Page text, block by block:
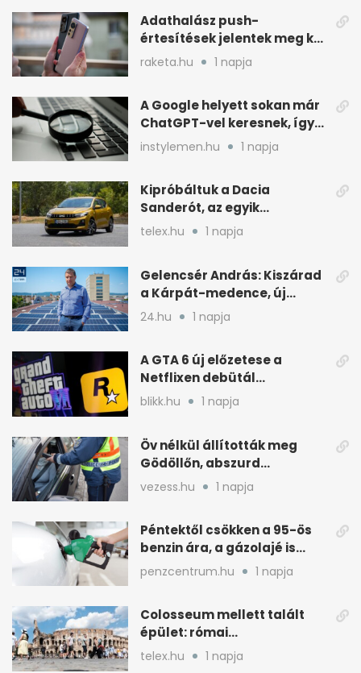
Adathalász push-
értesítések jelentek meg két
Xiaomi gyári böngészőjében
raketa.hu 1 napja
A Google helyett sokan már
ChatGPT-vel keresnek, így
változik a rutin
instylemen.hu 1 napja
Kipróbáltuk a Dacia
Sanderót, az egyik
legolcsóbb új autót
Magyarországon
telex.hu 1 napja
Gelencsér András: Kiszárad
a Kárpát-medence, új
áram- és vízdíjat javasol
24.hu 1 napja
A GTA 6 új előzetese a
Netflixen debütál
augusztus 27-én
blikk.hu 1 napja
Öv nélkül állították meg
Gödöllőn, abszurd
fordulatok jöttek
vezess.hu 1 napja
Péntektől csökken a 95-ös
benzin ára, a gázolajé is
mérséklődik
penzcentrum.hu 1 napja
Colosseum mellett talált
épület: római
tűzoltólaktanya vagy
patríciusház?
telex.hu 1 napja